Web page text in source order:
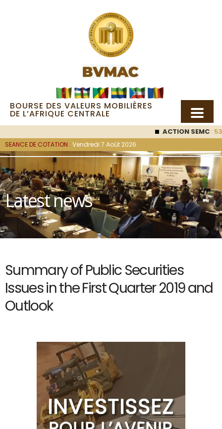
BOURSE DES VALEURS MOBILIÈRES
DE L’AFRIQUE CENTRALE
ACTION SEMC: 53
SEANCE DE COTATION : Vendredi 7 Août 2026
Latest news
Summary of Public Securities
Issues in the First Quarter 2019 and
Outlook